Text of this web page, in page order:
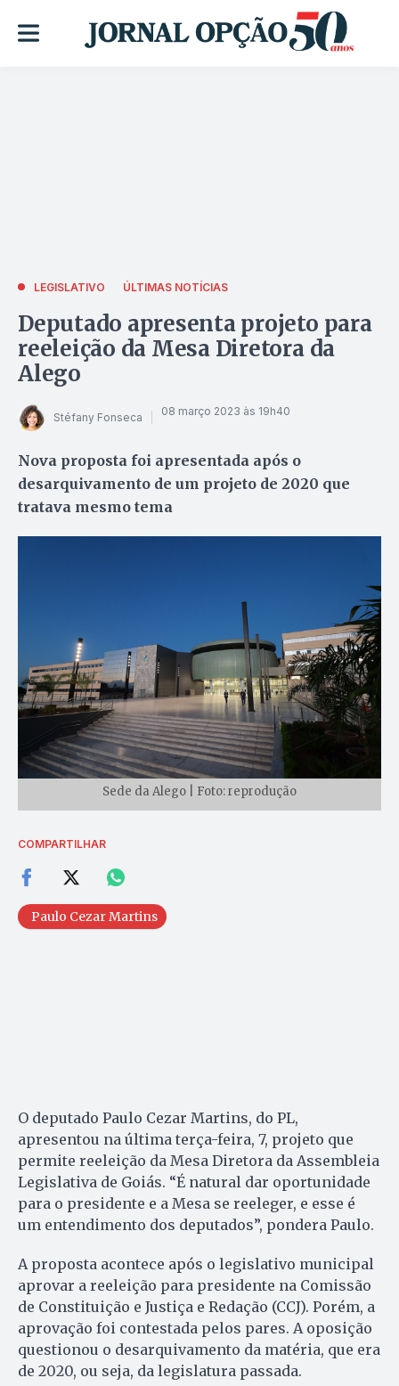
LEGISLATIVO ÚLTIMAS NOTÍCIAS
Deputado apresenta projeto para
reeleição da Mesa Diretora da
Alego
Stéfany Fonseca 08 março 2023 às 19h40
Nova proposta foi apresentada após o
desarquivamento de um projeto de 2020 que
tratava mesmo tema
Sede da Alego | Foto: reprodução
COMPARTILHAR
Paulo Cezar Martins
O deputado Paulo Cezar Martins, do PL,
apresentou na última terça-feira, 7, projeto que
permite reeleição da Mesa Diretora da Assembleia
Legislativa de Goiás. “É natural dar oportunidade
para o presidente e a Mesa se reeleger, e esse é
um entendimento dos deputados”, pondera Paulo.
A proposta acontece após o legislativo municipal
aprovar a reeleição para presidente na Comissão
de Constituição e Justiça e Redação (CCJ). Porém, a
aprovação foi contestada pelos pares. A oposição
questionou o desarquivamento da matéria, que era
de 2020, ou seja, da legislatura passada.